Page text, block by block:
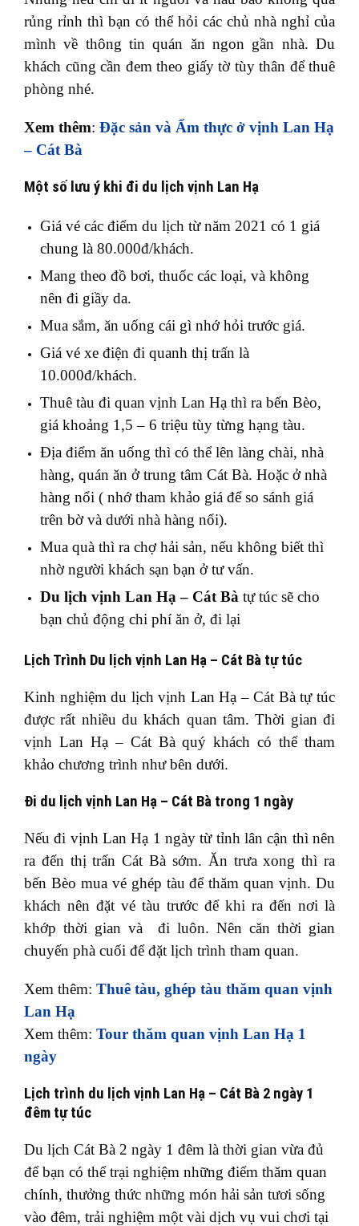
rủng rỉnh thì bạn có thể hỏi các chủ nhà nghỉ của
mình về thông tin quán ăn ngon gần nhà. Du
khách cũng cần đem theo giấy tờ tùy thân để thuê
phòng nhé.
Xem thêm: Đặc sản và Ẩm thực ở vịnh Lan Hạ
– Cát Bà
Một số lưu ý khi đi du lịch vịnh Lan Hạ
Giá vé các điểm du lịch từ năm 2021 có 1 giá
chung là 80.000đ/khách.
Mang theo đồ bơi, thuốc các loại, và không
nên đi giầy da.
Mua sắm, ăn uống cái gì nhớ hỏi trước giá.
Giá vé xe điện đi quanh thị trấn là
10.000đ/khách.
Thuê tàu đi quan vịnh Lan Hạ thì ra bến Bèo,
giá khoảng 1,5 – 6 triệu tùy từng hạng tàu.
Địa điểm ăn uống thì có thể lên làng chài, nhà
hàng, quán ăn ở trung tâm Cát Bà. Hoặc ở nhà
hàng nổi ( nhớ tham khảo giá để so sánh giá
trên bờ và dưới nhà hàng nổi).
Mua quà thì ra chợ hải sản, nếu không biết thì
nhờ người khách sạn bạn ở tư vấn.
Du lịch vịnh Lan Hạ – Cát Bà tự túc sẽ cho
bạn chủ động chi phí ăn ở, đi lại
Lịch Trình Du lịch vịnh Lan Hạ – Cát Bà tự túc
Kinh nghiệm du lịch vịnh Lan Hạ – Cát Bà tự túc
được rất nhiều du khách quan tâm. Thời gian đi
vịnh Lan Hạ – Cát Bà quý khách có thể tham
khảo chương trình như bên dưới.
Đi du lịch vịnh Lan Hạ – Cát Bà trong 1 ngày
Nếu đi vịnh Lan Hạ 1 ngày từ tỉnh lân cận thì nên
ra đến thị trấn Cát Bà sớm. Ăn trưa xong thì ra
bến Bèo mua vé ghép tàu để thăm quan vịnh. Du
khách nên đặt vé tàu trước để khi ra đến nơi là
khớp thời gian và đi luôn. Nên căn thời gian
chuyến phà cuối để đặt lịch trình tham quan.
Xem thêm: Thuê tàu, ghép tàu thăm quan vịnh
Lan Hạ
Xem thêm: Tour thăm quan vịnh Lan Hạ 1
ngày
Lịch trình du lịch vịnh Lan Hạ – Cát Bà 2 ngày 1
đêm tự túc
Du lịch Cát Bà 2 ngày 1 đêm là thời gian vừa đủ
để bạn có thể trại nghiệm những điểm thăm quan
chính, thưởng thức những món hải sản tươi sống
vào đêm, trải nghiệm một vài dịch vụ vui chơi tại